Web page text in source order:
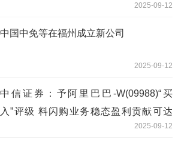
2025-09-12
中国中免等在福州成立新公司
2025-09-12
中信证券：予阿里巴巴-W(09988)“买
入”评级 料闪购业务稳态盈利贡献可达
2025-09-12